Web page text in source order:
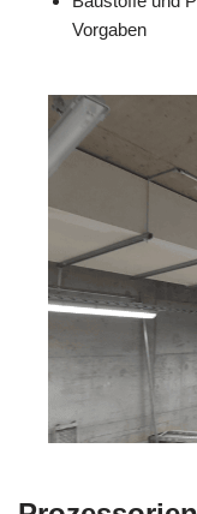
Vorgaben